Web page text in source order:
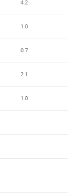
4.2
1.0
0.7
2.1
1.0